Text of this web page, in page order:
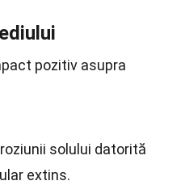
pozitiv asupra
solului datorită
extins.